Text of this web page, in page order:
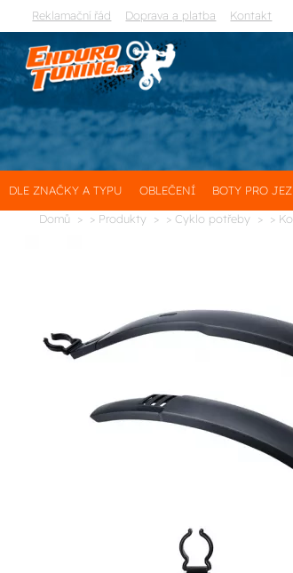
Reklamační řád Doprava a platba Kontakt
DLE ZNAČKY A TYPU OBLEČENÍ BOTY PRO
Domů > Produkty > Cyklo potřeby >